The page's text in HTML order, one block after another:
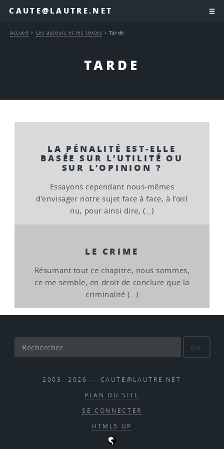
CAUTE@LAUTRE.NET
TARDE
Accueil > Les auteurs et les textes > Tarde
LA PÉNALITÉ EST-ELLE
BASÉE SUR L’UTILITÉ OU
SUR L’OPINION ?
Essayons cependant nous-mêmes
d’envisager notre sujet face à face, à l’œil
nu, pour ainsi dire, (…)
LE CRIME
Résumant tout ce chapitre, nous sommes,
ce me semble, en droit de conclure que la
criminalité (…)
OK
2003- 2026 — CAUTE@LAUTRE.NET
PLAN DU SITE
SE CONNECTER
HTML5 UP